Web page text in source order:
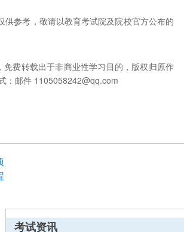
参考，敬请以教育考试院及院校官方公布的
费转载出于非商业性学习目的，版权归原作
：邮件 1105058242@qq.com
考试资讯